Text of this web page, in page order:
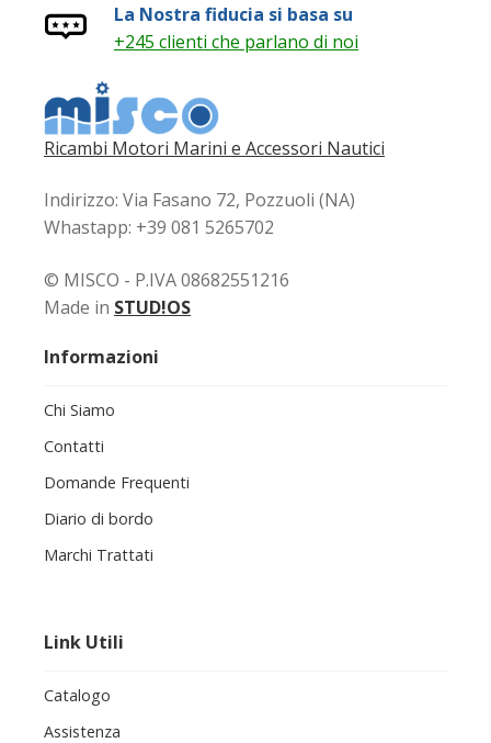
La Nostra fiducia si basa su
+245 clienti che parlano di noi
Ricambi Motori Marini e Accessori Nautici
Indirizzo: Via Fasano 72, Pozzuoli (NA)
Whastapp: +39 081 5265702
© MISCO - P.IVA 08682551216
Made in STUD!OS
Informazioni
Chi Siamo
Contatti
Domande Frequenti
Diario di bordo
Marchi Trattati
Link Utili
Catalogo
Assistenza